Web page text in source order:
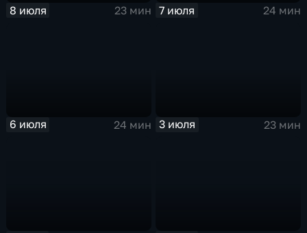
8 июля 23 мин 7 июля 24 мин
6 июля 24 мин 3 июля 23 мин